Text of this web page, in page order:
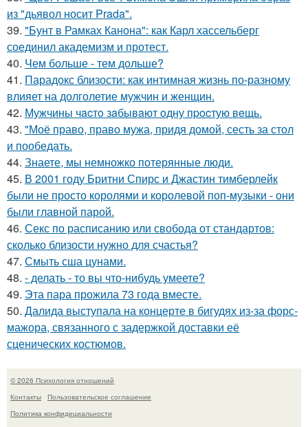
из "дьявол носит Prada".
39. "Бунт в Рамках Канона": как Карл хассельберг
соединил академизм и протест.
40. Чем больше - тем дольше?
41. Парадокс близости: как интимная жизнь по-разному
влияет на долголетие мужчин и женщин.
42. Мужчины чacтo зaбывaют oдну пpocтую вeщь.
43. "Моё право, право мужа, придя домой, сесть за стол
и пообедать.
44. Знаете, мы немножко потерянные люди.
45. В 2001 году Бритни Спирс и Джастин тимберлейк
были не просто королями и королевой поп-музыки - они
были главной парой.
46. Секс по расписанию или свобода от стандартов:
сколько близости нужно для счастья?
47. Смыть сша цунами.
48. - делать - то вы что-нибудь умеете?
49. Эта пара прожила 73 года вместе.
50. Далида выступала на концерте в бигудях из-за форс-
мажора, связанного с задержкой доставки её
сценических костюмов.
© 2026 Психология отношений
Контакты
Пользовательское соглашение
Политика конфидециальности